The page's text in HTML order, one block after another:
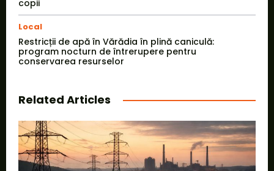
copii
Local
Restricții de apă în Vărădia în plină caniculă:
program nocturn de întrerupere pentru
conservarea resurselor
Related Articles